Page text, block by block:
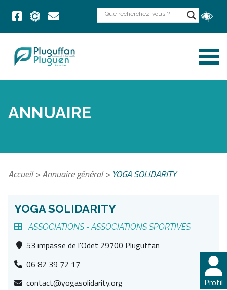
ANNUAIRE
Accueil>Annuaire général> YOGA SOLIDARITY
YOGA SOLIDARITY
ASSOCIATIONS -ASSOCIATIONS SPORTIVES
53 impasse de l'Odet 29700 Pluguffan
06 82 39 72 17
contact@yogasolidarity.org
Profil